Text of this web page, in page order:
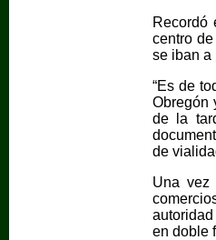
Recordó
centro
se iban a
“Es de
Obregón
de la
de
Una vez
en doble